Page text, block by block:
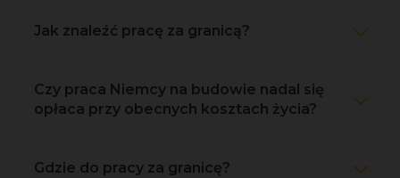
Jak znaleźć pracę za granicą?
Czy praca Niemcy na budowie nadal się
opłaca przy obecnych kosztach życia?
Gdzie do pracy za granicę?